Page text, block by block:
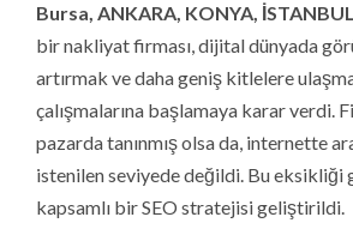
Bursa, ANKARA, KONYA,
bir nakliyat firması, dijital dünyada
artırmak ve daha geniş kitlelere
çalışmalarına başlamaya karar verdi.
pazarda tanınmış olsa da, internette
istenilen seviyede değildi. Bu eksikliği
kapsamlı bir SEO stratejisi geliştirildi.